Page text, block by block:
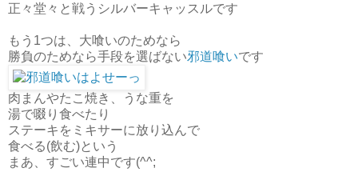
正々堂々と戦うシルバーキャッスルです
もう1つは、大喰いのためなら
勝負のためなら手段を選ばない邪道喰いです
肉まんやたこ焼き、うな重を
湯で啜り食べたり
ステーキをミキサーに放り込んで
食べる(飲む)という
まあ、すごい連中です(^^;